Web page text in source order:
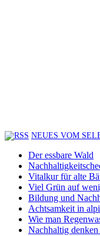
NEUES VOM
Der essbare Wald
Vitalkur für alte
Viel Grün auf
Bildung und
Achtsamkeit in
Wie man
Nachhaltig